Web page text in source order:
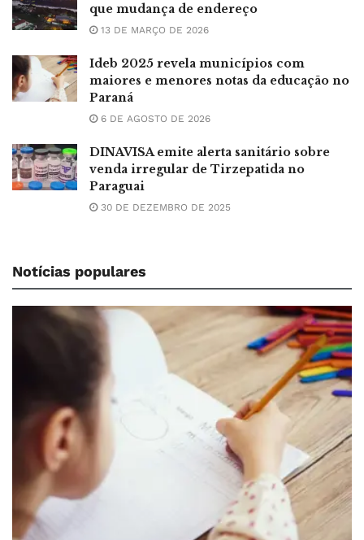
que mudança de endereço
13 DE MARÇO DE 2026
Ideb 2025 revela municípios com
maiores e menores notas da educação no
Paraná
6 DE AGOSTO DE 2026
DINAVISA emite alerta sanitário sobre
venda irregular de Tirzepatida no
Paraguai
30 DE DEZEMBRO DE 2025
Notícias populares